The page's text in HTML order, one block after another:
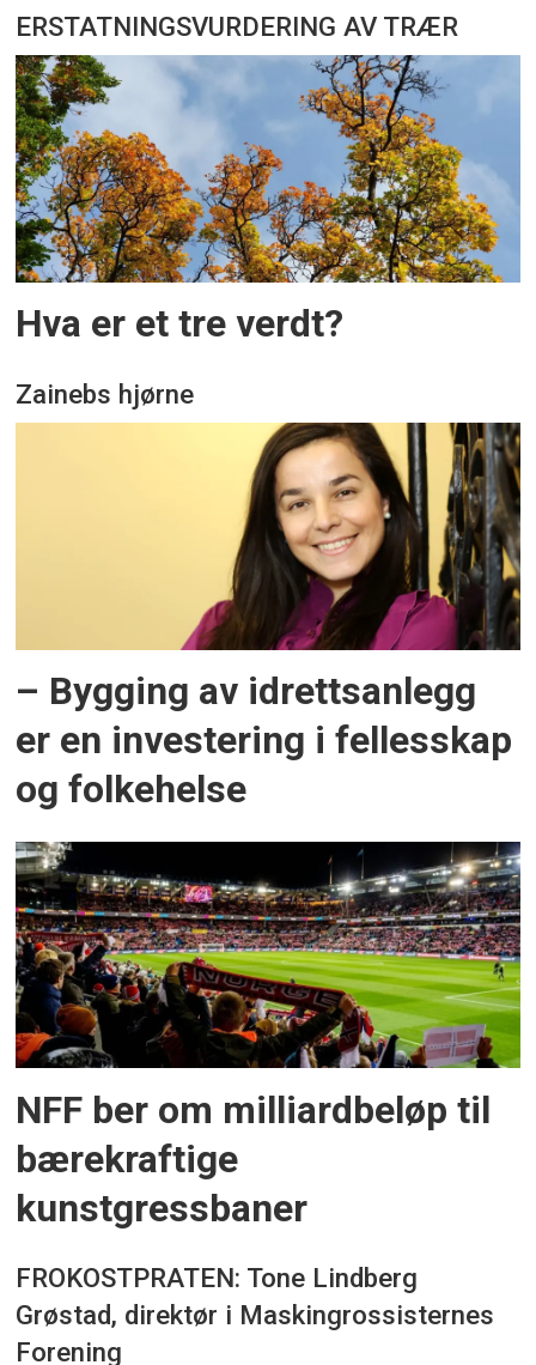
ERSTATNINGSVURDERING AV TRÆR
Hva er et tre verdt?
Zainebs hjørne
– Bygging av idrettsanlegg
er en investering i fellesskap
og folkehelse
NFF ber om milliardbeløp til
bærekraftige
kunstgressbaner
FROKOSTPRATEN: Tone Lindberg
Grøstad, direktør i Maskingrossisternes
Forening